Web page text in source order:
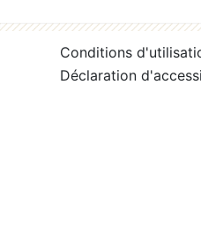
Conditions
Déclaration